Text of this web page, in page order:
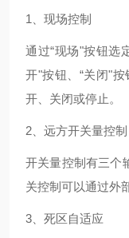
1、现场控制
通过“现场"按钮选
开"按钮、“关闭"
开、关闭或停止。
2、远方开关量控
开关量控制有三个
关控制可以通过外
3、死区自适应